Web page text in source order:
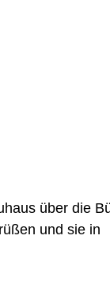
über die
und sie in